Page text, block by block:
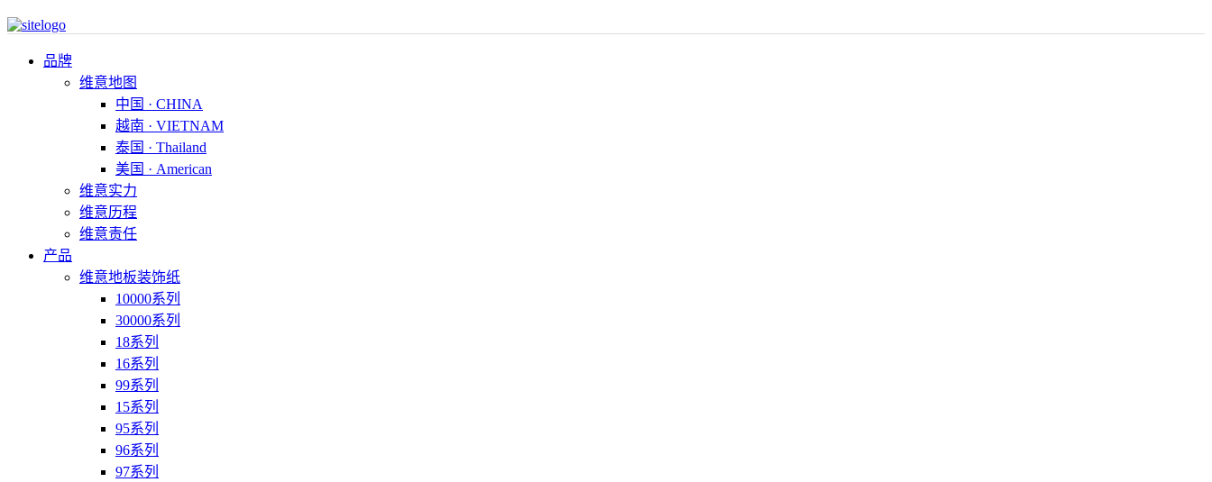
品牌
维意地图
中国 · CHINA
越南 · VIETNAM
泰国 · Thailand
美国 · American
维意实力
维意历程
维意责任
产品
维意地板装饰纸
10000系列
30000系列
18系列
16系列
99系列
15系列
95系列
96系列
97系列